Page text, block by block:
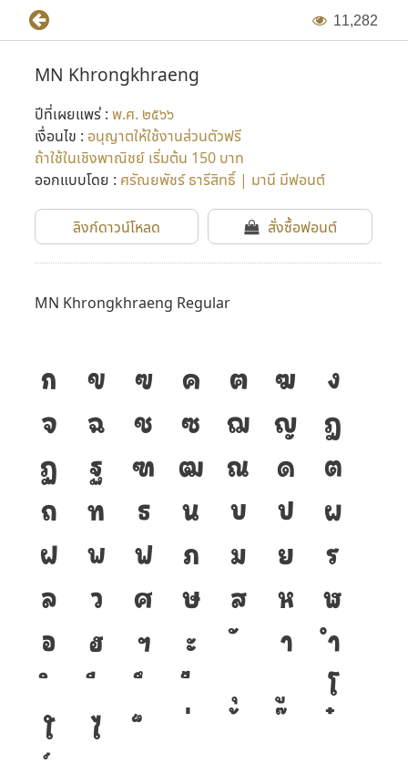
11,282
MN Khrongkhraeng
ปีที่เผยแพร่ : พ.ศ. ๒๕๖๖
เงื่อนไข : อนุญาตให้ใช้งานส่วนตัวฟรี
ถ้าใช้ในเชิงพาณิชย์ เริ่มต้น 150 บาท
ออกแบบโดย : ศรัณยพัชร์ ธารีสิทธิ์ | มานี มีฟอนต์
ลิงก์ดาวน์โหลด สั่งซื้อฟอนต์
MN Khrongkhraeng Regular
ก ข ฃ ค ฅ ฆ
ง
จ
ฉ ช ซ ฌ ญ
ฎ
ฏ
ฐ ฑ ฒ ณ ด
ต
ถ
ท ธ น บ ป
ผ
ฝ
พ ฟ ภ ม ย
ร
ล
ว ศ ษ ส ห
ฬ
อ
ฮ ฯ ะ า
ำ
โ
ใ
ไ